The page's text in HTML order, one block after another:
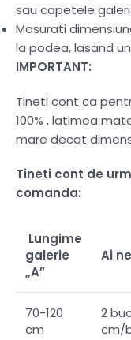
sau capetele
Masurati
la podea, lasand
IMPORTANT:
Tineti cont ca
100% , latimea
mare decat
Tineti cont de
comanda:
Lungime
galerie
„A”
Ai
70-120
cm
2
cm/